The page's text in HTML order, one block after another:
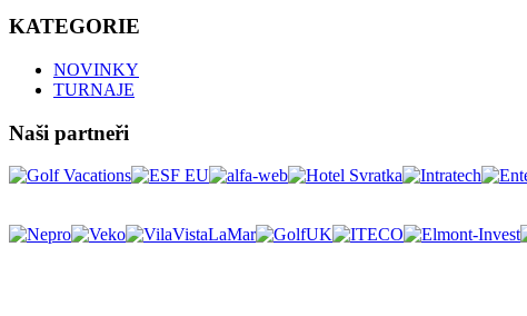
KATEGORIE
NOVINKY
TURNAJE
Naši partneři